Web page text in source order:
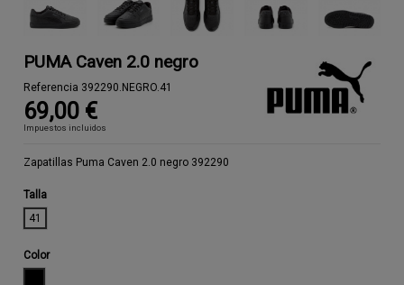
PUMA Caven 2.0 negro
Referencia 392290.NEGRO.41
69,00 €
Impuestos incluidos
Zapatillas Puma Caven 2.0 negro 392290
Talla
41
Color